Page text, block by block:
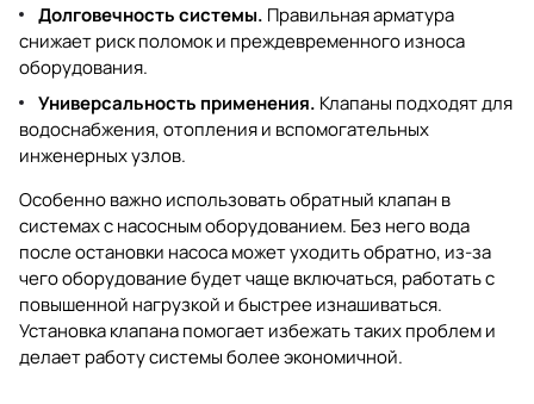
Долговечность системы. Правильная арматура
снижает риск поломок и преждевременного износа
оборудования.
Универсальность применения. Клапаны подходят для
водоснабжения, отопления и вспомогательных
инженерных узлов.
Особенно важно использовать обратный клапан в
системах с насосным оборудованием. Без него вода
после остановки насоса может уходить обратно, из-за
чего оборудование будет чаще включаться, работать с
повышенной нагрузкой и быстрее изнашиваться.
Установка клапана помогает избежать таких проблем и
делает работу системы более экономичной.